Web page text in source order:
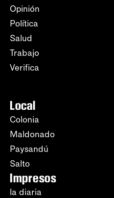
Opinión
Política
Salud
Trabajo
Verifica
Local
Colonia
Maldonado
Paysandú
Salto
Impresos
la diaria